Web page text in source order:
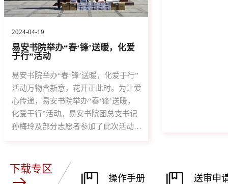
2024-04-19
易安书院举办“春‘锋’送暖，化爱
于行”活动
易安书院举办“春‘锋’送暖，化爱于行”
活动万物含新意，花开正此时。为让爱
心传递，易安书院举办“春‘锋’送暖，
化爱于行”活动。易安书院团总支书记
孙梅玲及部分志愿者参加了此次活动。
孩子们捐赠了牛奶、洗衣液等爱心物
品，并且鼓励孩子们要认真学习，同时
下载专区
操作手册 送审申